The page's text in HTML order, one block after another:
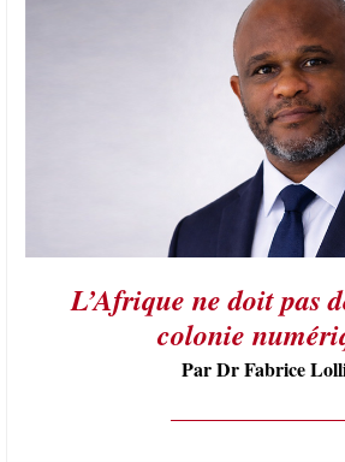
L’Afrique ne doit pas
colonie
Par Dr Fabrice